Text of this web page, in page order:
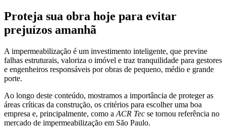
Proteja sua obra hoje para evitar
prejuízos amanhã
A impermeabilização é um investimento inteligente, que previne
falhas estruturais, valoriza o imóvel e traz tranquilidade para gestores
e engenheiros responsáveis por obras de pequeno, médio e grande
porte.
Ao longo deste conteúdo, mostramos a importância de proteger as
áreas críticas da construção, os critérios para escolher uma boa
empresa e, principalmente, como a ACR Tec se tornou referência no
mercado de impermeabilização em São Paulo.